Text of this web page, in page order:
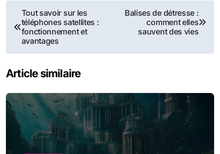
Navigation
de
l’article
Tout savoir sur les
téléphones satellites :
fonctionnement et
avantages
Balises de détresse :
comment elles
sauvent des vies
Article similaire